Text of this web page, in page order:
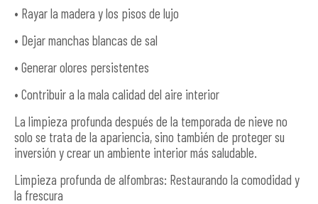
• Rayar la madera y los pisos de lujo
• Dejar manchas blancas de sal
• Generar olores persistentes
• Contribuir a la mala calidad del aire interior
La limpieza profunda después de la temporada de nieve no
solo se trata de la apariencia, sino también de proteger su
inversión y crear un ambiente interior más saludable.
Limpieza profunda de alfombras: Restaurando la comodidad y
la frescura